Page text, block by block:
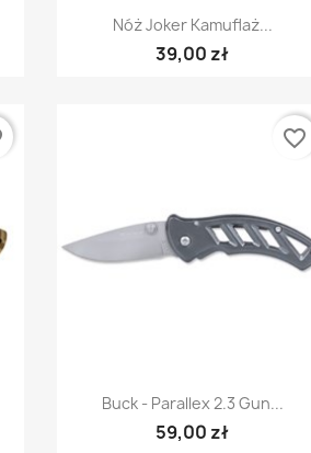
Szybki podgląd
Nóż Joker Kamuflaż...
39,00 zł
Szybki podgląd
Buck - Parallex 2.3 Gun...
59,00 zł
favorite_border